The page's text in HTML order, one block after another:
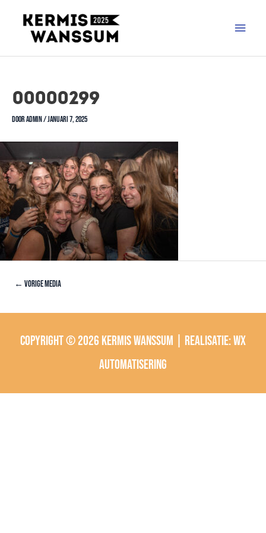
00000299
Dooradmin /januari 7, 2025
← Vorige Media
Copyright © 2026 Kermis Wanssum | Realisatie:wx
automatisering